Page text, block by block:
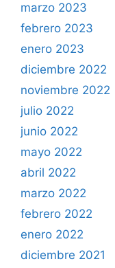
marzo 2023
febrero 2023
enero 2023
diciembre 2022
noviembre 2022
julio 2022
junio 2022
mayo 2022
abril 2022
marzo 2022
febrero 2022
enero 2022
diciembre 2021